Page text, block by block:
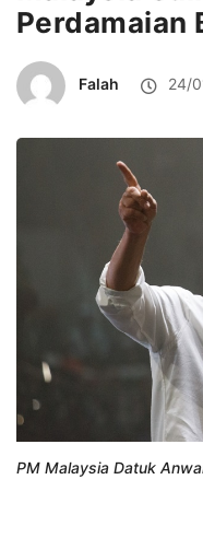
Perdamaian
Falah 24/
PM Malaysia Datuk